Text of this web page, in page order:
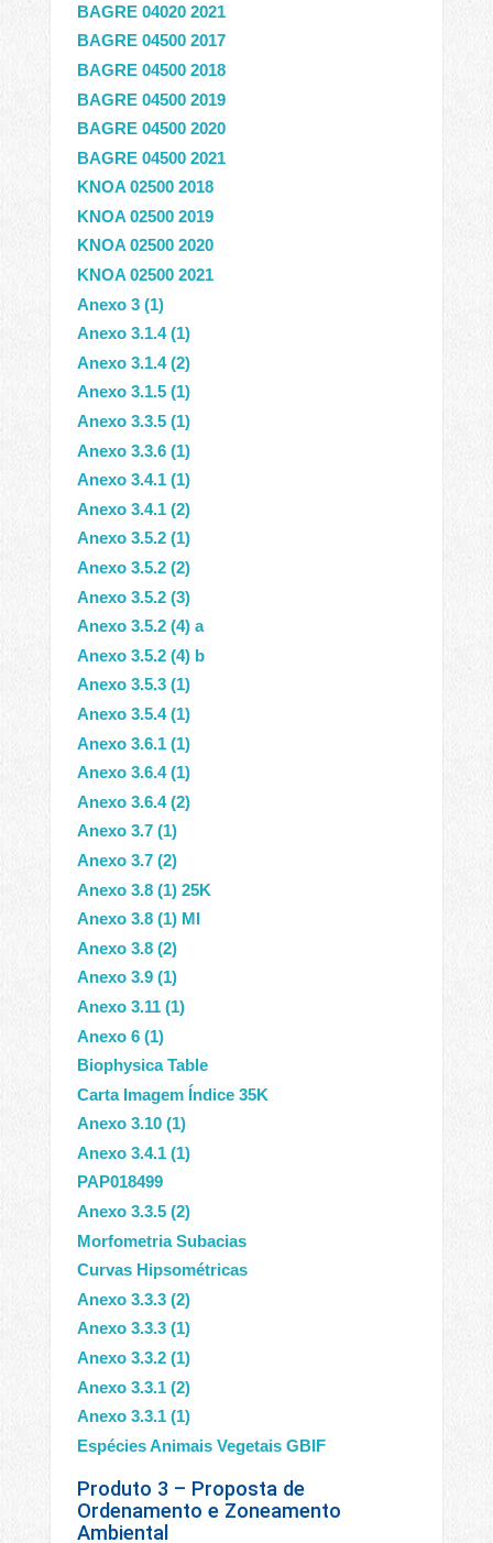
BAGRE 04020 2021
BAGRE 04500 2017
BAGRE 04500 2018
BAGRE 04500 2019
BAGRE 04500 2020
BAGRE 04500 2021
KNOA 02500 2018
KNOA 02500 2019
KNOA 02500 2020
KNOA 02500 2021
Anexo 3 (1)
Anexo 3.1.4 (1)
Anexo 3.1.4 (2)
Anexo 3.1.5 (1)
Anexo 3.3.5 (1)
Anexo 3.3.6 (1)
Anexo 3.4.1 (1)
Anexo 3.4.1 (2)
Anexo 3.5.2 (1)
Anexo 3.5.2 (2)
Anexo 3.5.2 (3)
Anexo 3.5.2 (4) a
Anexo 3.5.2 (4) b
Anexo 3.5.3 (1)
Anexo 3.5.4 (1)
Anexo 3.6.1 (1)
Anexo 3.6.4 (1)
Anexo 3.6.4 (2)
Anexo 3.7 (1)
Anexo 3.7 (2)
Anexo 3.8 (1) 25K
Anexo 3.8 (1) MI
Anexo 3.8 (2)
Anexo 3.9 (1)
Anexo 3.11 (1)
Anexo 6 (1)
Biophysica Table
Carta Imagem Índice 35K
Anexo 3.10 (1)
Anexo 3.4.1 (1)
PAP018499
Anexo 3.3.5 (2)
Morfometria Subacias
Curvas Hipsométricas
Anexo 3.3.3 (2)
Anexo 3.3.3 (1)
Anexo 3.3.2 (1)
Anexo 3.3.1 (2)
Anexo 3.3.1 (1)
Espécies Animais Vegetais GBIF
Produto 3 – Proposta de
Ordenamento e Zoneamento
Ambiental